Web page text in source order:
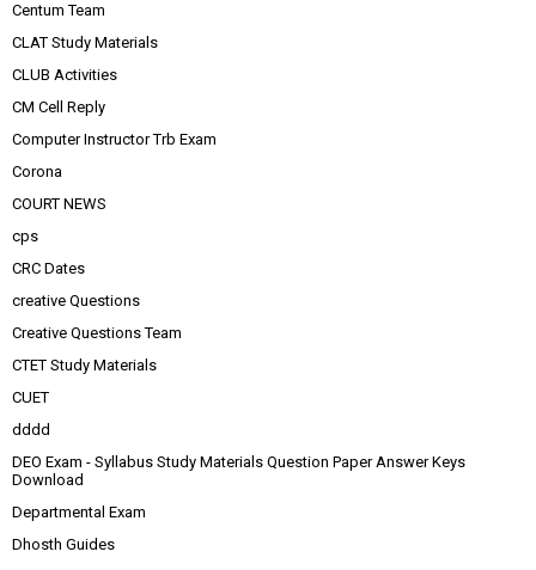
Centum Team
CLAT Study Materials
CLUB Activities
CM Cell Reply
Computer Instructor Trb Exam
Corona
COURT NEWS
cps
CRC Dates
creative Questions
Creative Questions Team
CTET Study Materials
CUET
dddd
DEO Exam - Syllabus Study Materials Question Paper Answer Keys
Download
Departmental Exam
Dhosth Guides